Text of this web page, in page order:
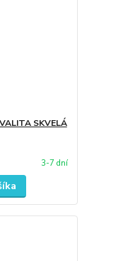
SKVELÁ
3-7 dní